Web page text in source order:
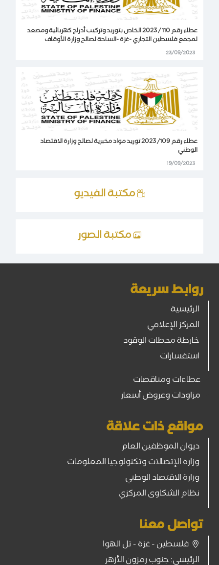
عطاء رقم 110 / 2023 الخاص بتوريد وتركيب أدراج كهربائية ومصعد
لمجمع فلسطين التجاري -غزة -الساحة لصالح وزارة الأوقاف
23/09/2023
عطاء رقم 109/ 2023 توريد مواد مخبرية لصالح وزارة الاقتصاد
الوطني
19/09/2023
مكتبة الفيديو
مكتبة الصور
روابط سريعة
الرئيسية
المركز الإعلامي
خارطة محطات الوقود
استفسارات
عطاءات ومناقصات
مزاودات وعروض أسعار
مواقع ذات علاقة
ديوان الموظفين العام
وزارة الإتصالات وتكنولوجيا المعلومات
وزارة الاقتصاد الوطني
نظام الشكاوى المركزي
تواصل معنا
فلسطين - غزة - تل الهوا
الرئيسي: جنوب رمزون الأزهر